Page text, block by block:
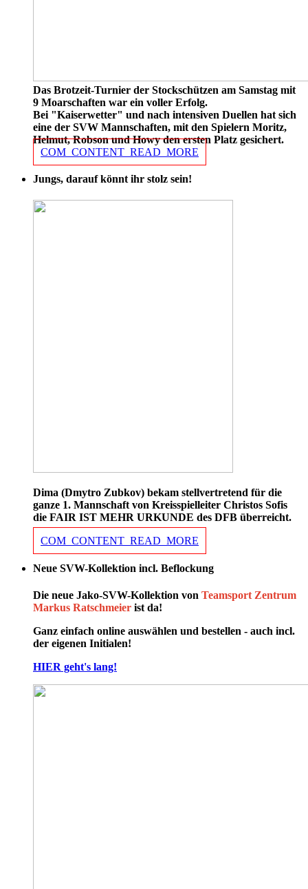
Das Brotzeit-Turnier der Stockschützen am Samstag mit
9 Moarschaften war ein voller Erfolg.
Bei "Kaiserwetter" und nach intensiven Duellen hat sich
eine der SVW Mannschaften, mit den Spielern Moritz,
Helmut, Robson und Howy den ersten Platz gesichert.
COM_CONTENT_READ_MORE
Jungs, darauf könnt ihr stolz sein!
Dima (Dmytro Zubkov) bekam stellvertretend für die
ganze 1. Mannschaft von Kreisspielleiter Christos Sofis
die FAIR IST MEHR URKUNDE des DFB überreicht.
COM_CONTENT_READ_MORE
Neue SVW-Kollektion incl. Beflockung
Die neue Jako-SVW-Kollektion von Teamsport Zentrum
Markus Ratschmeier ist da!
Ganz einfach online auswählen und bestellen - auch incl.
der eigenen Initialen!
HIER geht's lang!